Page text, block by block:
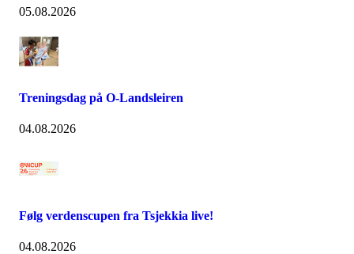
05.08.2026
Treningsdag på O-Landsleiren
04.08.2026
Følg verdenscupen fra Tsjekkia live!
04.08.2026